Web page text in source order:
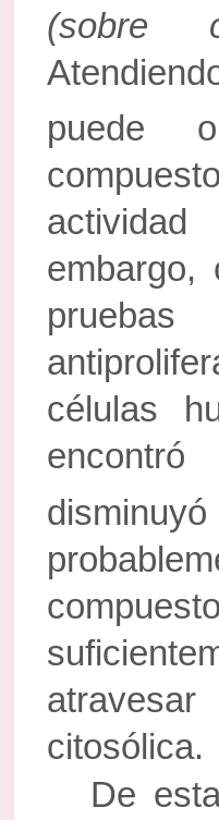
(sobre
puede
embargo,
células
citosólica.
De